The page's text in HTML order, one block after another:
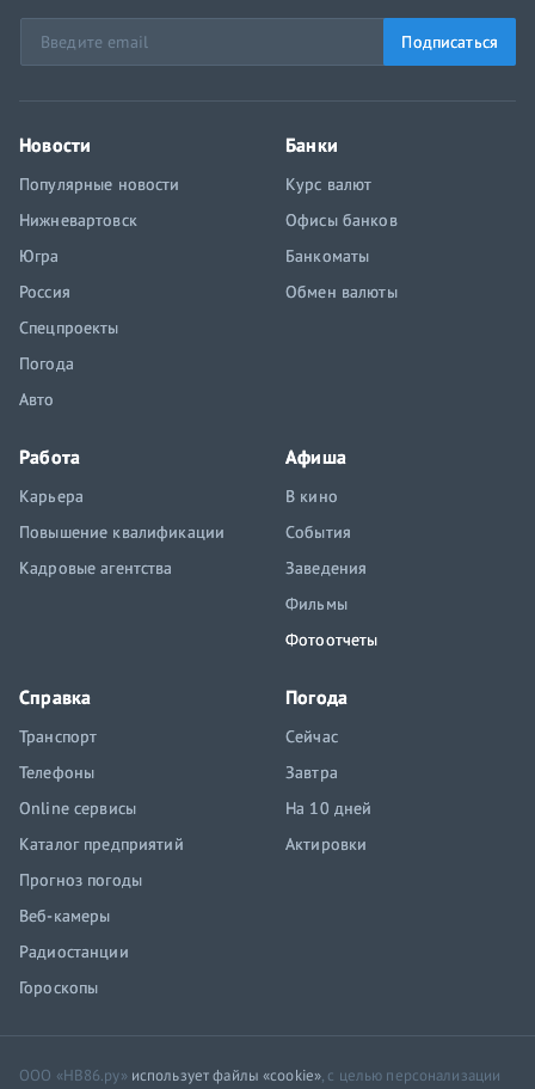
Подписаться
Новости
Популярные новости
Нижневартовск
Югра
Россия
Спецпроекты
Погода
Авто
Банки
Курс валют
Офисы банков
Банкоматы
Обмен валюты
Работа
Карьера
Повышение квалификации
Кадровые агентства
Афиша
В кино
События
Заведения
Фильмы
Фотоотчеты
Справка
Транспорт
Телефоны
Online сервисы
Каталог предприятий
Прогноз погоды
Веб-камеры
Радиостанции
Гороскопы
Погода
Сейчас
Завтра
На 10 дней
Актировки
ООО «НВ86.ру» использует файлы «cookie», с целью персонализации